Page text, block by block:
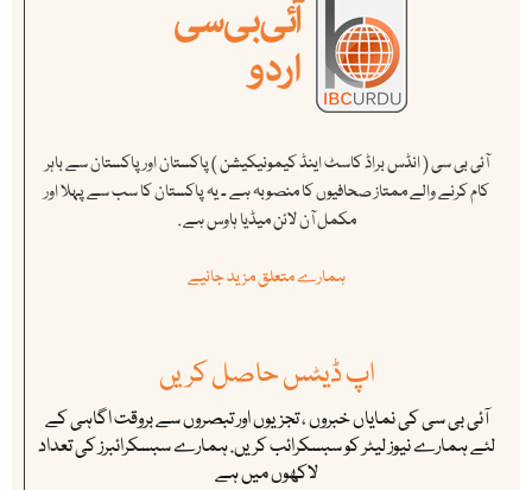
آئی بی سی ( انڈس براڈ کاسٹ اینڈ کیمونیکیشن ) پاکستان اور پاکستان سے باہر
کام کرنے والے ممتاز صحافیوں کا منصوبہ ہے ۔ یہ پاکستان کا سب سے پہلا اور
مکمل آن لائن میڈیا ہاوس ہے .
ہمارے متعلق مزید جانیے
اپ ڈیٹس حاصل کریں
آئی بی سی کی نمایاں خبروں ، تجزیوں اور تبصروں سے بروقت اگاہی کے
لئے ہمارے نیوز لیٹر کو سبسکرائب کریں. ہمارے سبسکرائبرز کی تعداد
لاکھوں میں ہے